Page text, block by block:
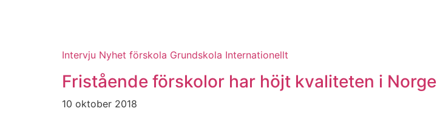
Intervju Nyhet förskola Grundskola Internationellt
Fristående förskolor har höjt kvaliteten i Norge
10 oktober 2018